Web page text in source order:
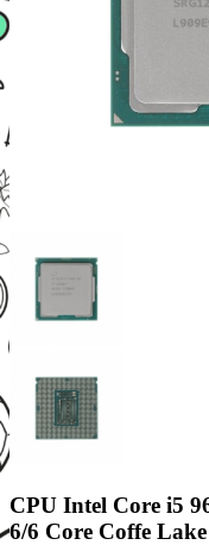
CPU Intel Core i5
6/6 Core Coffe